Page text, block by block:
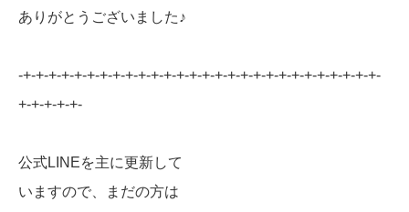
ありがとうございました♪
-+-+-+-+-+-+-+-+-+-+-+-+-+-+-+-+-+-+-+-+-+-+-+-+-+-+-+-+-
+-+-+-+-+-
公式LINEを主に更新して
いますので、まだの方は